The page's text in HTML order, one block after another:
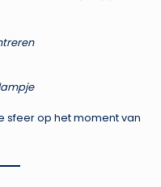
sfeer op het moment van